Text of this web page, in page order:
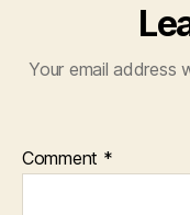
Your email address
Comment *